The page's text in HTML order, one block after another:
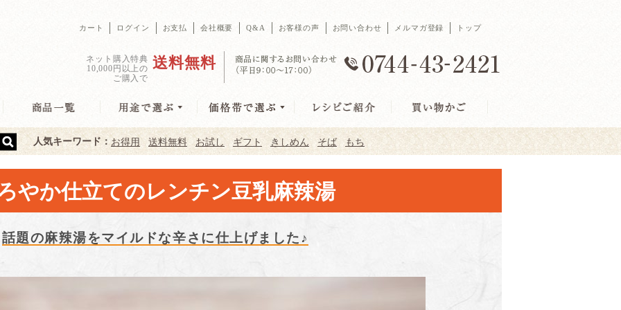
カート ログイン お支払 会社概要 Q&A お客様の声 お問い合わせ メルマガ登録 トップ
ネット購入特典
10,000円以上の
ご購入で
送料無料
人気キーワード：お得用 送料無料 お試し ギフト きしめん そば もち
やか仕立てのレンチン豆乳麻辣湯
話題の麻辣湯をマイルドな辛さに仕上げました♪